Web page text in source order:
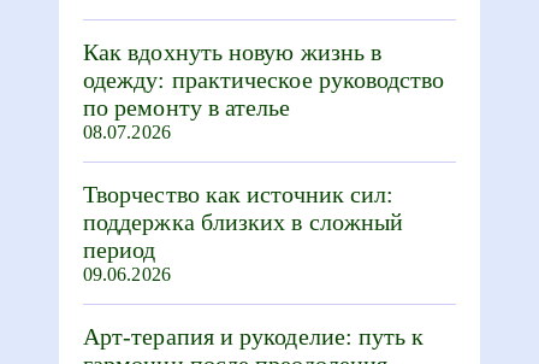
Как вдохнуть новую жизнь в
одежду: практическое руководство
по ремонту в ателье
08.07.2026
Творчество как источник сил:
поддержка близких в сложный
период
09.06.2026
Арт-терапия и рукоделие: путь к